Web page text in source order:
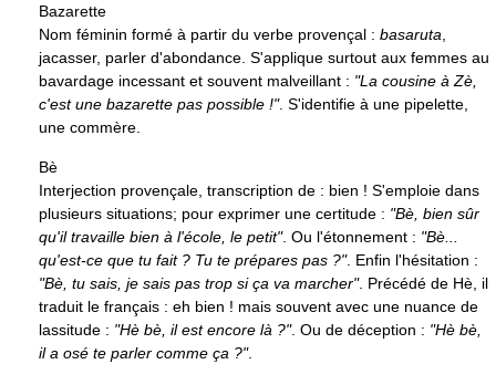
Bazarette
Nom féminin formé à partir du verbe provençal : basaruta,
jacasser, parler d'abondance. S'applique surtout aux femmes au
bavardage incessant et souvent malveillant : "La cousine à Zè,
c'est une bazarette pas possible !". S'identifie à une pipelette,
une commère.
Bè
Interjection provençale, transcription de : bien ! S'emploie dans
plusieurs situations; pour exprimer une certitude : "Bè, bien sûr
qu'il travaille bien à l'école, le petit". Ou l'étonnement : "Bè...
qu'est-ce que tu fait ? Tu te prépares pas ?". Enfin l'hésitation :
"Bè, tu sais, je sais pas trop si ça va marcher". Précédé de Hè, il
traduit le français : eh bien ! mais souvent avec une nuance de
lassitude : "Hè bè, il est encore là ?". Ou de déception : "Hè bè,
il a osé te parler comme ça ?".